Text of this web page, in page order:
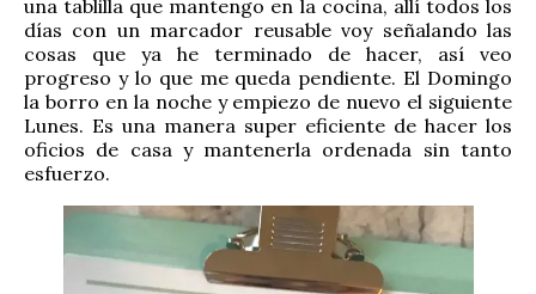
una tablilla que mantengo en la cocina, allí todos los
días con un marcador reusable voy señalando las
cosas que ya he terminado de hacer, así veo
progreso y lo que me queda pendiente. El Domingo
la borro en la noche y empiezo de nuevo el siguiente
Lunes. Es una manera super eficiente de hacer los
oficios de casa y mantenerla ordenada sin tanto
esfuerzo.